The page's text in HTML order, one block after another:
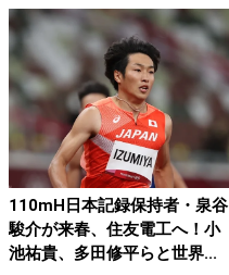
110mH日本記録保持者・泉谷
駿介が来春、住友電工へ！小
池祐貴、多田修平らと世界...